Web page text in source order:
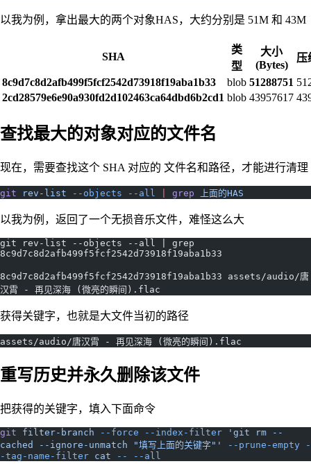
以我为例，拿出最大的两个对象HAS，大约分别是 51M 和 43M
SHA
类
型
大小
(Bytes)
压
8c9d7c8d2afb499f5fcf2542d73918f19aba1b33 blob 51288751
2cd28579e6e90a930fd2d102463ca64dbd6b2cd1 blob 43957617
查找最大的对象对应的文件名
现在，需要查找这个 SHA 对应的 文件名和路径，才能进行清理
git rev-list --objects --all grep 上面的HAS
以我为例，返回了一个无损音乐文件，难怪这么大
git rev-list --objects --all | grep
8c9d7c8d2afb499f5fcf2542d73918f19aba1b33
8c9d7c8d2afb499f5fcf2542d73918f19aba1b33 assets/audio/唐
汉霄 - 再见深海 (微亮的瞬间).flac
获得关键字，也就是大文件当初的路径
assets/audio/唐汉霄 - 再见深海 (微亮的瞬间).flac
重写历史并永久删除该文件
把获得的关键字，填入下面命令
git filter-branch --force --index-filter 'git rm --
cached --ignore-unmatch "填写上面的关键字"'
--prune-empty -
-tag-name-filter cat -- --all